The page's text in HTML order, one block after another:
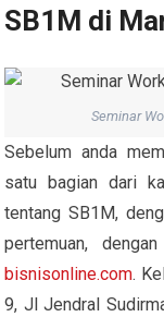
SB1M di
Seminar
Sebelum anda
satu bagian dari
tentang SB1M,
pertemuan,
bisnisonline.com.
9, Jl Jendral